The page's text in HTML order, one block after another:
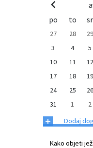
po
to sr
27 28 29
3
4 5
10
11 12
17
18 19
24
25 26
31
1 2
+ Dodaj
Kako objeti